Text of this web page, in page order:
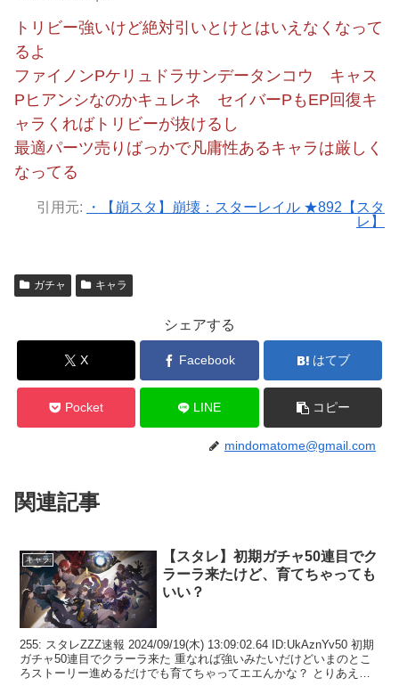
トリビー強いけど絶対引いとけとはいえなくなって
るよ
ファイノンPケリュドラサンデータンコウ キャス
Pヒアンシなのかキュレネ セイバーPもEP回復キ
ャラくればトリビーが抜けるし
最適パーツ売りばっかで凡庸性あるキャラは厳しく
なってる
引用元:
・【崩スタ】崩壊：スターレイル ★892【スタ
レ】
ガチャ キャラ
シェアする
X Facebook はてブ
Pocket LINE コピー
mindomatome@gmail.com
関連記事
キャラ
【スタレ】初期ガチャ50連目でク
ラーラ来たけど、育てちゃっても
いい？
255: スタレZZZ速報 2024/09/19(木) 13:09:02.64 ID:UkAznYv50 初期
ガチャ50連目でクラーラ来た 重なれば強いみたいだけどいまのとこ
ろストーリー進めるだけでも育てちゃってエエんかな？ とりあえず